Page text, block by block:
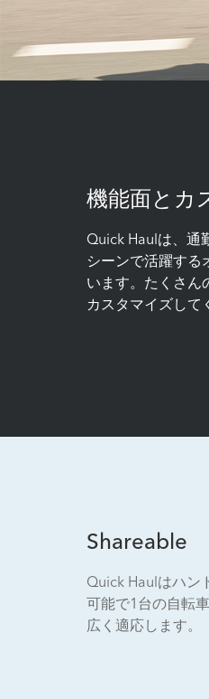
機能面とカ
Quick Haulは、通
シーンで活躍する
います。たくさん
カスタマイズして
Shareable
Quick Haulはハン
可能で1台の自転
広く適応します。